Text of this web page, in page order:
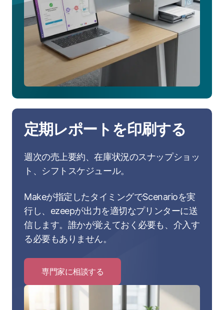
定期レポートを印刷する
週次の売上要約、在庫状況のスナップショッ
ト、シフトスケジュール。
Makeが指定したタイミングでScenarioを実
行し、ezeepが出力を適切なプリンターに送
信します。誰かが覚えておく必要も、介入す
る必要もありません。
専門家に相談する
to